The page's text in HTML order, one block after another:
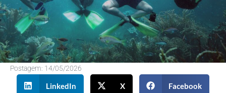
Postagem: 14/05/2026
LinkedIn X Facebook